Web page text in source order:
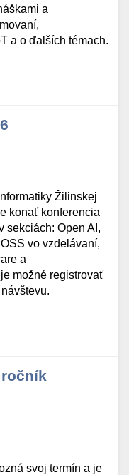
a
a o ďalších témach.
Žilinskej
konať konferencia
sekciách: Open AI,
vo vzdelávaní,
a
možné registrovať
svoj termín a je